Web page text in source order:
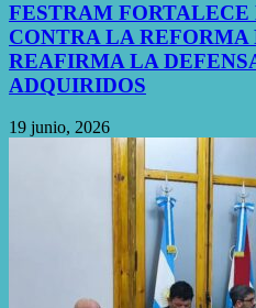
FESTRAM
CONTRA LA
REAFIRMA LA
ADQUIRIDOS
19 junio, 2026